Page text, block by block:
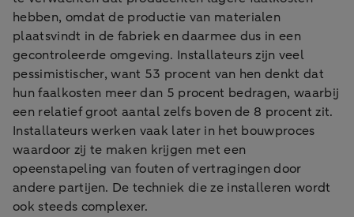
hebben, omdat de productie van materialen
plaatsvindt in de fabriek en daarmee dus in een
gecontroleerde omgeving. Installateurs zijn veel
pessimistischer, want 53 procent van hen denkt dat
hun faalkosten meer dan 5 procent bedragen, waarbij
een relatief groot aantal zelfs boven de 8 procent zit.
Installateurs werken vaak later in het bouwproces
waardoor zij te maken krijgen met een
opeenstapeling van fouten of vertragingen door
andere partijen. De techniek die ze installeren wordt
ook steeds complexer.